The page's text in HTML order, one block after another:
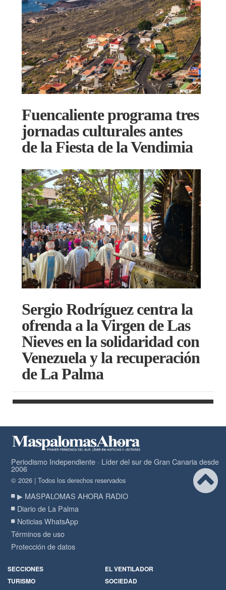
Fuencaliente programa tres
jornadas culturales antes
de la Fiesta de la Vendimia
Sergio Rodríguez centra la
ofrenda a la Virgen de Las
Nieves en la solidaridad con
Venezuela y la recuperación
de La Palma
Periodismo Independiente · Líder del sur de Gran Canaria desde
2006
© 2026 | Todos los derechos reservados
▶ MASPALOMAS AHORA RADIO
Diario de La Palma
Noticias WhatsApp
Términos de uso
Protección de datos
SECCIONES
EL VENTILADOR
TURISMO
SOCIEDAD